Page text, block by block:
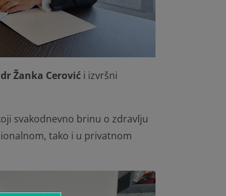
dr Žanka Cerović i izvršni
svakodnevno brinu o zdravlju
tako i u privatnom